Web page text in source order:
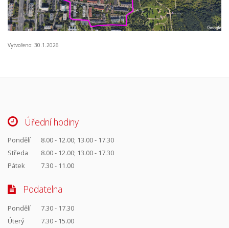
Vytvořeno: 30.1.2026
Úřední hodiny
Pondělí
8.00 - 12.00; 13.00 - 17.30
Středa
8.00 - 12.00; 13.00 - 17.30
Pátek
7.30 - 11.00
Podatelna
Pondělí
7.30 - 17.30
Úterý
7.30 - 15.00